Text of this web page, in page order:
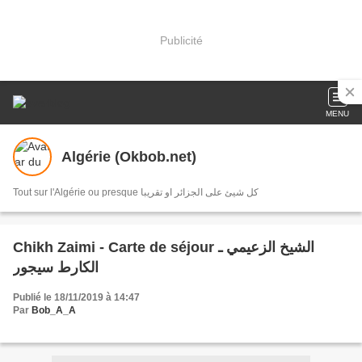
Publicité
MENU
Algérie (Okbob.net)
Tout sur l'Algérie ou presque كل شيئ على الجزائر او تقريبا
Chikh Zaimi - Carte de séjour الشيخ الزعيمي ـ
الكارط سيجور
Publié le 18/11/2019 à 14:47
Par Bob_A_A